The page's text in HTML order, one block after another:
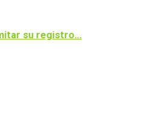
su registro…